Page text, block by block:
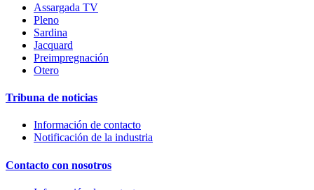
Assargada TV
Pleno
Sardina
Jacquard
Preimpregnación
Otero
Tribuna de noticias
Información de contacto
Notificación de la industria
Contacto con nosotros